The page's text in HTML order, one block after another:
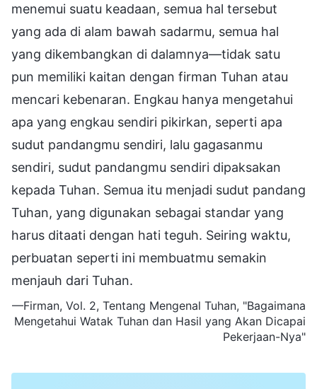
menemui suatu keadaan, semua hal tersebut
yang ada di alam bawah sadarmu, semua hal
yang dikembangkan di dalamnya—tidak satu
pun memiliki kaitan dengan firman Tuhan atau
mencari kebenaran. Engkau hanya mengetahui
apa yang engkau sendiri pikirkan, seperti apa
sudut pandangmu sendiri, lalu gagasanmu
sendiri, sudut pandangmu sendiri dipaksakan
kepada Tuhan. Semua itu menjadi sudut pandang
Tuhan, yang digunakan sebagai standar yang
harus ditaati dengan hati teguh. Seiring waktu,
perbuatan seperti ini membuatmu semakin
menjauh dari Tuhan.
—Firman, Vol. 2, Tentang Mengenal Tuhan, "Bagaimana
Mengetahui Watak Tuhan dan Hasil yang Akan Dicapai
Pekerjaan-Nya"